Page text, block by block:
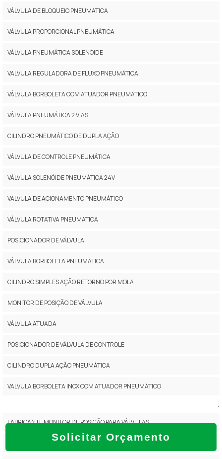
Solicitar Orçamento
VÁLVULA DE BLOQUEIO PNEUMATICA
VÁLVULA PROPORCIONAL PNEUMÁTICA
VÁLVULA PNEUMÁTICA SOLENÓIDE
VALVULA REGULADORA DE FLUXO PNEUMÁTICA
VÁLVULA BORBOLETA COM ATUADOR PNEUMÁTICO
VÁLVULA PNEUMÁTICA 2 VIAS
CILINDRO PNEUMÁTICO DE DUPLA AÇÃO
VÁLVULA DE CONTROLE PNEUMÁTICA
VÁLVULA SOLENÓIDE PNEUMÁTICA 24V
VALVULA DE ACIONAMENTO PNEUMÁTICO
VÁLVULA ROTATIVA PNEUMATICA
POSICIONADOR DE VÁLVULA
VÁLVULA BORBOLETA PNEUMÁTICA
CILINDRO SIMPLES AÇÃO RETORNO POR MOLA
MONITOR DE POSIÇÃO DE VÁLVULA
VÁLVULA ATUADA
POSICIONADOR DE VÁLVULA DE CONTROLE
CILINDRO DUPLA AÇÃO PNEUMÁTICA
VALVULA BORBOLETA INOX COM ATUADOR PNEUMÁTICO
.
FABRICANTE MONITOR DE POSIÇÃO PARA VÁLVULAS
MONITOR DE POSIÇÃO DE VÁLVULAS PREÇO